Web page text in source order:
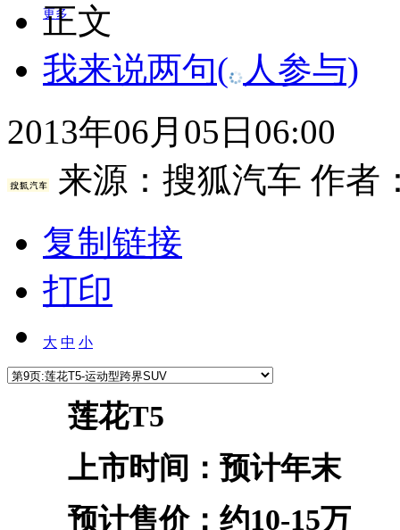
更多
正文
我来说两句( 人参与)
2013年06月05日06:00
来源： 搜狐汽车 作者
复制链接
打印
大 中 小
莲花T5
上市时间：预计年末
预计售价：约10-15万